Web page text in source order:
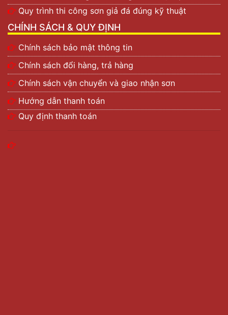
Quy trình thi công sơn giả đá đúng kỹ thuật
CHÍNH SÁCH & QUY ĐỊNH
Chính sách bảo mật thông tin
Chính sách đổi hàng, trả hàng
Chính sách vận chuyển và giao nhận sơn
Hướng dẫn thanh toán
Quy định thanh toán